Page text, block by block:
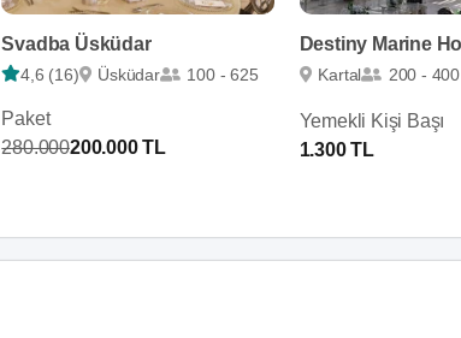
Svadba Üsküdar
4,6 (16) Üsküdar 100 - 625
Paket
280.000200.000 TL
Kartal 200 - 400
Yemekli Kişi Başı
1.300 TL